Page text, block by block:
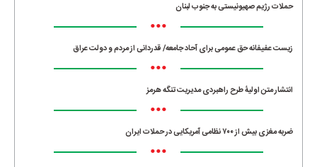
حملات رژیم صهیونیستی به جنوب لبنان
•••
زیست عفیفانه حق عمومی برای آحاد جامعه/ قدردانی از مردم و دولت عراق
•••
انتشار متن اولیۀ طرح راهبردی مدیریت تنگه هرمز
•••
ضربه مغزی بیش از ۷۰۰ نظامی آمریکایی در حملات ایران
•••